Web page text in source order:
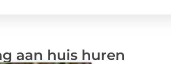
aan huis huren